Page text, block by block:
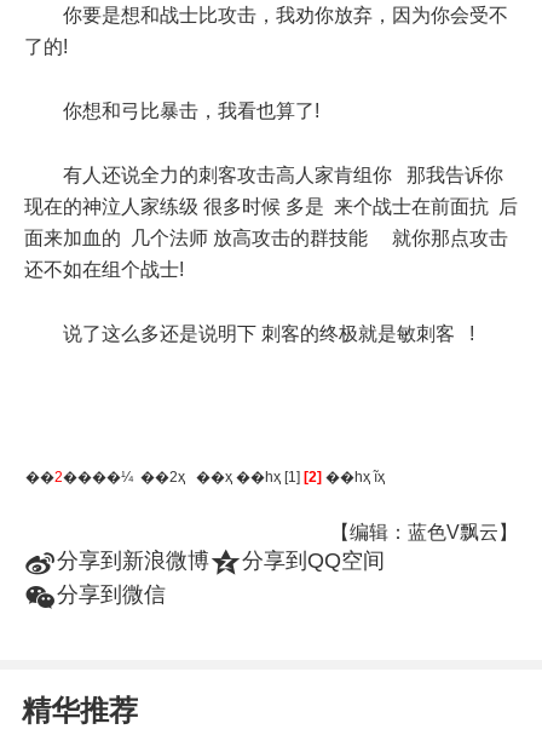
你要是想和战士比攻击，我劝你放弃，因为你会受不
了的!
你想和弓比暴击，我看也算了!
有人还说全力的刺客攻击高人家肯组你 那我告诉你
现在的神泣人家练级 很多时候 多是 来个战士在前面抗 后
面来加血的 几个法师 放高攻击的群技能 就你那点攻击
还不如在组个战士!
说了这么多还是说明下 刺客的终极就是敏刺客 !
��2����¼ ��2ҳ ��ҳ ��һҳ [1] [2] ��һҳ ĩҳ
【编辑：蓝色V飘云】
t分享到新浪微博z分享到QQ空间
w分享到微信
精华推荐